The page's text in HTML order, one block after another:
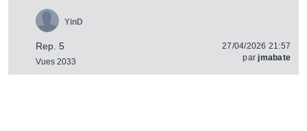
Rep. 5
Vues 2033
YinD
27/04/2026 21:57
parjmabate